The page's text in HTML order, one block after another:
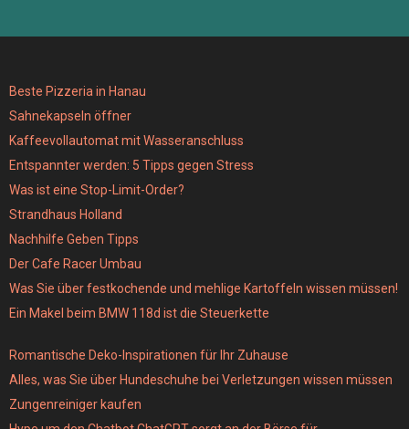
Beste Pizzeria in Hanau
Sahnekapseln öffner
Kaffeevollautomat mit Wasseranschluss
Entspannter werden: 5 Tipps gegen Stress
Was ist eine Stop-Limit-Order?
Strandhaus Holland
Nachhilfe Geben Tipps
Der Cafe Racer Umbau
Was Sie über festkochende und mehlige Kartoffeln wissen müssen!
Ein Makel beim BMW 118d ist die Steuerkette
Romantische Deko-Inspirationen für Ihr Zuhause
Alles, was Sie über Hundeschuhe bei Verletzungen wissen müssen
Zungenreiniger kaufen